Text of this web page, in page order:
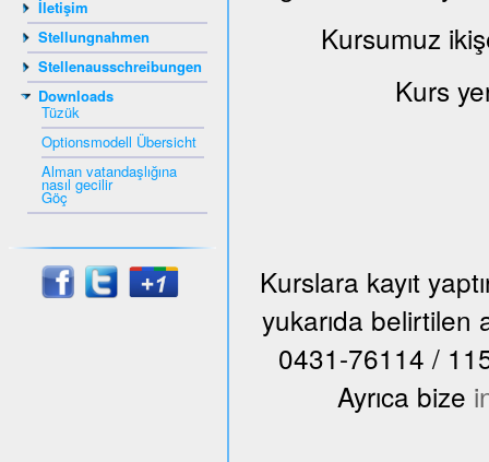
İletişim
Stellungnahmen
Stellenausschreibungen
Downloads
Tüzük
Optionsmodell Übersicht
Alman vatandaşlığına
nasıl gecilir
Göç
Kursumuz
Kurs
Kurslara kayıt
yukarıda
0431-76114 /
Ayrıca bize